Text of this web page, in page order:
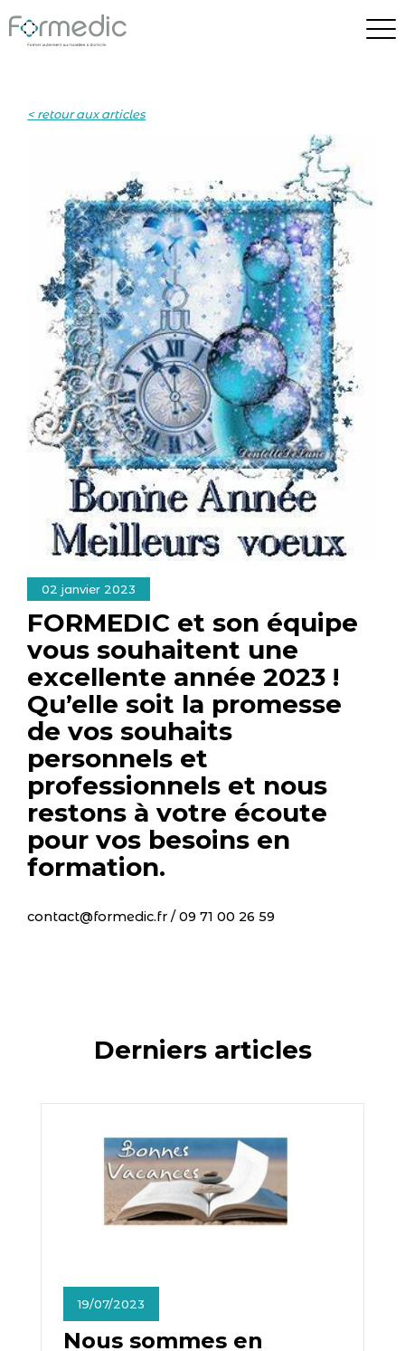
< retour aux articles
02 janvier 2023
FORMEDIC et son équipe
vous souhaitent une
excellente année 2023 !
Qu’elle soit la promesse
de vos souhaits
personnels et
professionnels et nous
restons à votre écoute
pour vos besoins en
formation.
contact@formedic.fr / 09 71 00 26 59
Derniers articles
19/07/2023
Nous sommes en